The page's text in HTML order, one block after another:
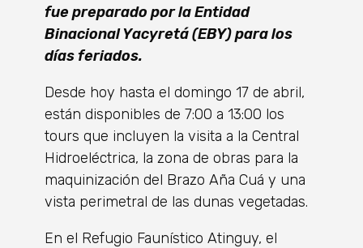
fue preparado por la Entidad
Binacional Yacyretá (EBY) para los
días feriados.
Desde hoy hasta el domingo 17 de abril,
están disponibles de 7:00 a 13:00 los
tours que incluyen la visita a la Central
Hidroeléctrica, la zona de obras para la
maquinización del Brazo Aña Cuá y una
vista perimetral de las dunas vegetadas.
En el Refugio Faunístico Atinguy, el